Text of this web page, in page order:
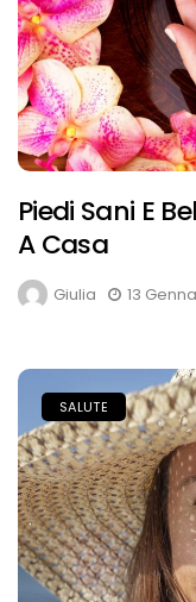
Piedi Sani E
A Casa
Giulia 13
SALUTE